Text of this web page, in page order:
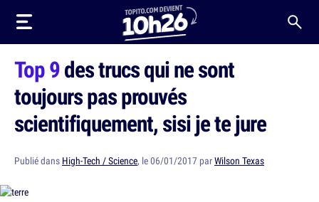
Top 9des trucs qui ne sont
toujours pas prouvés
scientifiquement, sisi je te jure
Publié dans High-Tech / Science, le 06/01/2017 parWilson Texas